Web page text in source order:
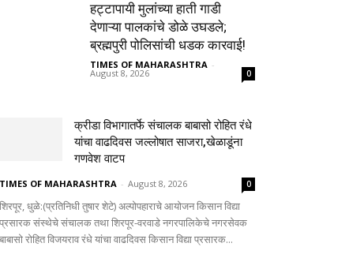
हट्टापायी मुलांच्या हाती गाडी
देणाऱ्या पालकांचे डोळे उघडले;
ब्रह्मपुरी पोलिसांची धडक कारवाई!
TIMES OF MAHARASHTRA -
August 8, 2026 0
क्रीडा विभागातर्फे संचालक बाबासो रोहित रंधे
यांचा वाढदिवस जल्लोषात साजरा,खेळाडूंना
गणवेश वाटप
TIMES OF MAHARASHTRA - August 8, 2026 0
शिरपूर, धुळे:(प्रतिनिधी तुषार शेटे) अल्पोपहाराचे आयोजन किसान विद्या
प्रसारक संस्थेचे संचालक तथा शिरपूर-वरवाडे नगरपालिकेचे नगरसेवक
बाबासो रोहित विजयराव रंधे यांचा वाढदिवस किसान विद्या प्रसारक...